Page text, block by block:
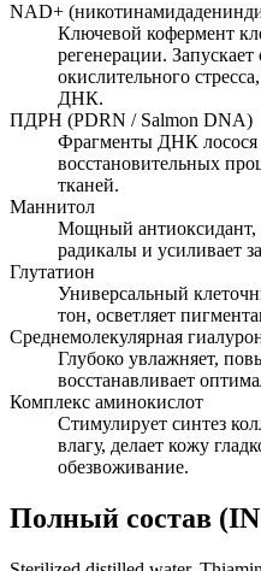
NAD+
Ключевой кофермент
регенерации.
окислительного
ДНК.
ПДРН (PDRN / Salmon DNA)
Фрагменты ДНК
восстановительных
тканей.
Маннитол
Мощный антиоксидант,
радикалы и усиливает
Глутатион
Универсальный
тон, осветляет
Среднемолекулярная
Глубоко увлажняет,
восстанавливает
Комплекс аминокислот
Стимулирует синтез
влагу, делает кожу
обезвоживание.
Полный состав